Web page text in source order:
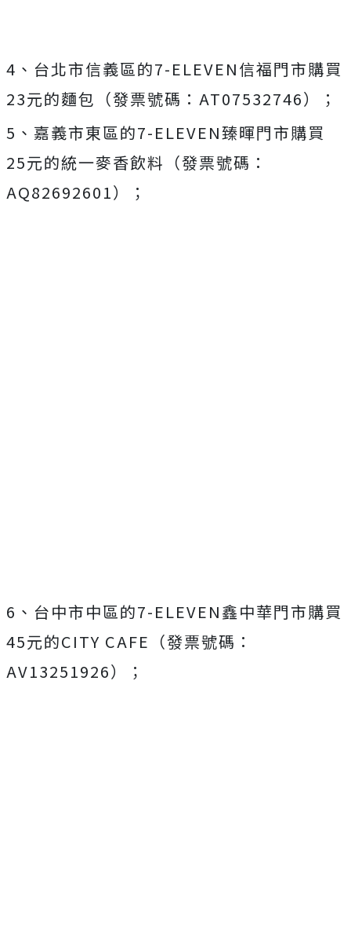
4、台北市信義區的7-ELEVEN信福門市購買
23元的麵包（發票號碼：AT07532746）；
5、嘉義市東區的7-ELEVEN臻暉門市購買
25元的統一麥香飲料（發票號碼：
AQ82692601）；
6、台中市中區的7-ELEVEN鑫中華門市購買
45元的CITY CAFE（發票號碼：
AV13251926）；